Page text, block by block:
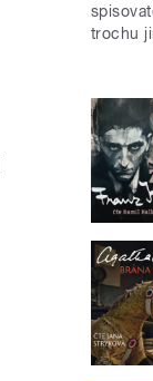
trochu